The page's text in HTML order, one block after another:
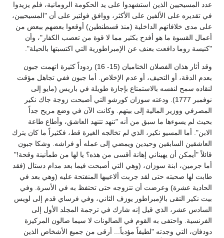
عدد المسيحيين الذين استشهدوا على يد الحكومة الرومانية، فلم يزيدوا
في تقديره على الألفين على الأكثر، ووافق فولتير على أن "المسيحيين،
على مدى خلافاتهم الداخلية (منذ قسطنطين) أوقعوا بعضهم ببعض من
أعمال القسوة ما هو أفدح بكثير مما لا قوة من تعصب الكفار"، وأن
"كنيسة روما دافعت بعنف عن الإمبراطورية التي اكتسبتها بالحيلة".
وقد أثار هذان الفصلان الختاميان (15- 16) ردوداً كثيرة اتهمت جبون
بعدم الدقة، أو التحيف، أو عدم الإخلاص. أما جبون ففي تجاهل مؤقت
لنقاده سمح لنفسه بالاستمتاع بإجازة طويلة في باريس (مايو إلى
نوفمبر 1777). ودعته سوزان كورشو التي أصبحت زوجة جاك نكير
المصرفي ووزير المالية إلى بيتهم. وكانت الآن في وضع مريح جداً
بحيث لم يسوءها ما سبق من أنه "تنهد تتنهد العاشق، وأطاع طاعة
الابن". أما المسيو نكير، الذي لم تخالجه الغيرة قط، فكثيراً ما كان يترك
العاشقين السابقين وحيدين ويمضي إلى عمله أو فراشه. وشكا جبون
قائلاً "أيمكن أن يهيناني إهانة أقسى من هذه؟ يا لها من طمأنينة وقحة!"
أما جرمين، ابنة سوزان، (وهي التي أصبحت فيما بعد مدام دستال (فقد
طابت لها صحبته حتى لقد جربت ألاعيبها المنفتحة عليه (وهي بعد في
الحادية عشرة) وعرضت أن تتزوجه حتى تحتفظ به في الأسرة. وفي
بيت نكير التقى بالإمبراطور يوزف الثاني، وفي فرساي قدم إلى لويس
السادس عشر، الذي قيل إنه شارك في ترجمة المجلد الأول إلى
الفرنسية. واحتفى به القوم في الصالونات لا سيما صالون المركيزة
دودفان، التي وجدته "لطيفاً مؤدباً... أرقى من جميع الأشخاص الذين